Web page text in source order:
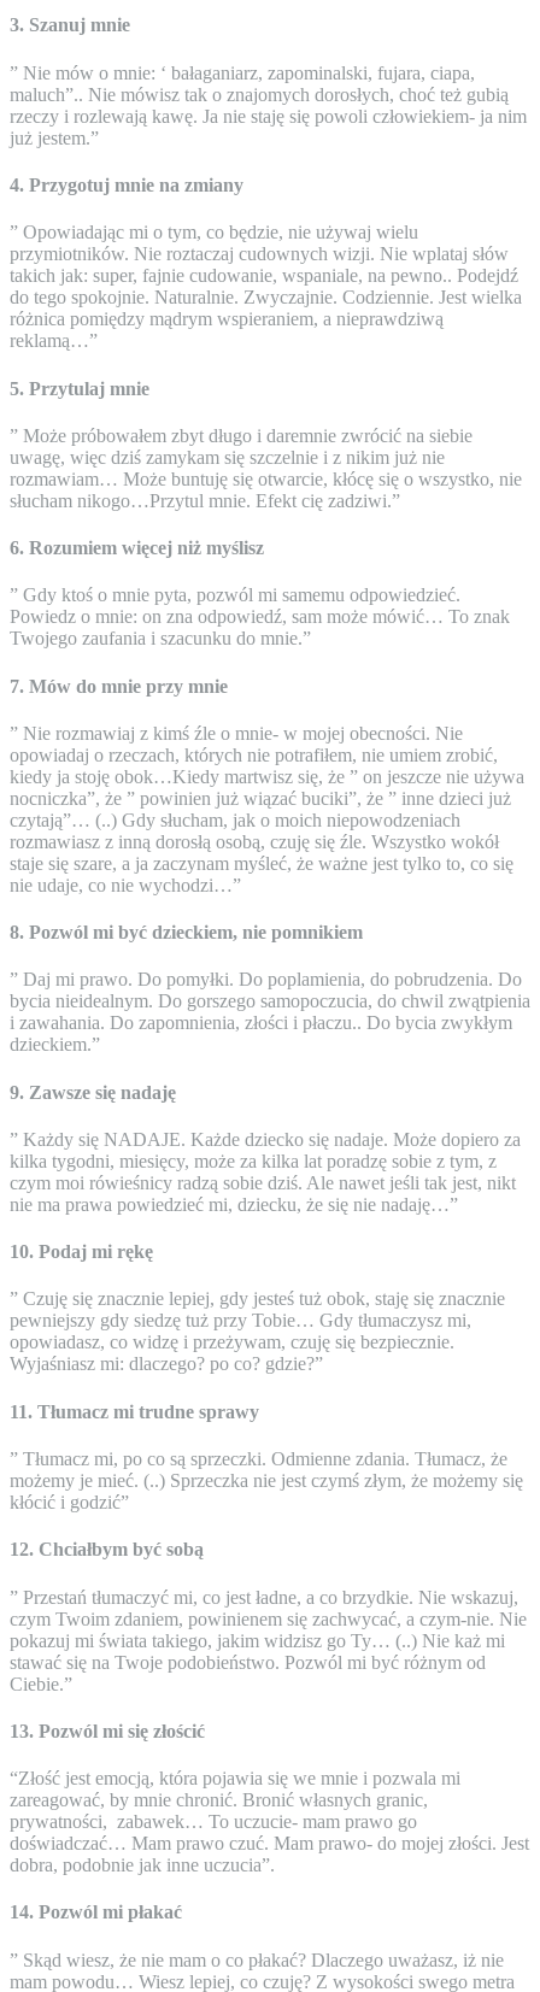
3. Szanuj mnie
” Nie mów o mnie: ‘ bałaganiarz, zapominalski, fujara, ciapa,
maluch”.. Nie mówisz tak o znajomych dorosłych, choć też gubią
rzeczy i rozlewają kawę. Ja nie staję się powoli człowiekiem- ja nim
już jestem.”
4. Przygotuj mnie na zmiany
” Opowiadając mi o tym, co będzie, nie używaj wielu
przymiotników. Nie roztaczaj cudownych wizji. Nie wplataj słów
takich jak: super, fajnie cudowanie, wspaniale, na pewno.. Podejdź
do tego spokojnie. Naturalnie. Zwyczajnie. Codziennie. Jest wielka
różnica pomiędzy mądrym wspieraniem, a nieprawdziwą
reklamą…”
5. Przytulaj mnie
” Może próbowałem zbyt długo i daremnie zwrócić na siebie
uwagę, więc dziś zamykam się szczelnie i z nikim już nie
rozmawiam… Może buntuję się otwarcie, kłócę się o wszystko, nie
słucham nikogo…Przytul mnie. Efekt cię zadziwi.”
6. Rozumiem więcej niż myślisz
” Gdy ktoś o mnie pyta, pozwól mi samemu odpowiedzieć.
Powiedz o mnie: on zna odpowiedź, sam może mówić… To znak
Twojego zaufania i szacunku do mnie.”
7. Mów do mnie przy mnie
” Nie rozmawiaj z kimś źle o mnie- w mojej obecności. Nie
opowiadaj o rzeczach, których nie potrafiłem, nie umiem zrobić,
kiedy ja stoję obok…Kiedy martwisz się, że ” on jeszcze nie używa
nocniczka”, że ” powinien już wiązać buciki”, że ” inne dzieci już
czytają”… (..) Gdy słucham, jak o moich niepowodzeniach
rozmawiasz z inną dorosłą osobą, czuję się źle. Wszystko wokół
staje się szare, a ja zaczynam myśleć, że ważne jest tylko to, co się
nie udaje, co nie wychodzi…”
8. Pozwól mi być dzieckiem, nie pomnikiem
” Daj mi prawo. Do pomyłki. Do poplamienia, do pobrudzenia. Do
bycia nieidealnym. Do gorszego samopoczucia, do chwil zwątpienia
i zawahania. Do zapomnienia, złości i płaczu.. Do bycia zwykłym
dzieckiem.”
9. Zawsze się nadaję
” Każdy się NADAJE. Każde dziecko się nadaje. Może dopiero za
kilka tygodni, miesięcy, może za kilka lat poradzę sobie z tym, z
czym moi rówieśnicy radzą sobie dziś. Ale nawet jeśli tak jest, nikt
nie ma prawa powiedzieć mi, dziecku, że się nie nadaję…”
10. Podaj mi rękę
” Czuję się znacznie lepiej, gdy jesteś tuż obok, staję się znacznie
pewniejszy gdy siedzę tuż przy Tobie… Gdy tłumaczysz mi,
opowiadasz, co widzę i przeżywam, czuję się bezpiecznie.
Wyjaśniasz mi: dlaczego? po co? gdzie?”
11. Tłumacz mi trudne sprawy
” Tłumacz mi, po co są sprzeczki. Odmienne zdania. Tłumacz, że
możemy je mieć. (..) Sprzeczka nie jest czymś złym, że możemy się
kłócić i godzić”
12. Chciałbym być sobą
” Przestań tłumaczyć mi, co jest ładne, a co brzydkie. Nie wskazuj,
czym Twoim zdaniem, powinienem się zachwycać, a czym-nie. Nie
pokazuj mi świata takiego, jakim widzisz go Ty… (..) Nie każ mi
stawać się na Twoje podobieństwo. Pozwól mi być różnym od
Ciebie.”
13. Pozwól mi się złościć
“Złość jest emocją, która pojawia się we mnie i pozwala mi
zareagować, by mnie chronić. Bronić własnych granic,
prywatności, zabawek… To uczucie- mam prawo go
doświadczać… Mam prawo czuć. Mam prawo- do mojej złości. Jest
dobra, podobnie jak inne uczucia”.
14. Pozwól mi płakać
” Skąd wiesz, że nie mam o co płakać? Dlaczego uważasz, iż nie
mam powodu… Wiesz lepiej, co czuję? Z wysokości swego metra